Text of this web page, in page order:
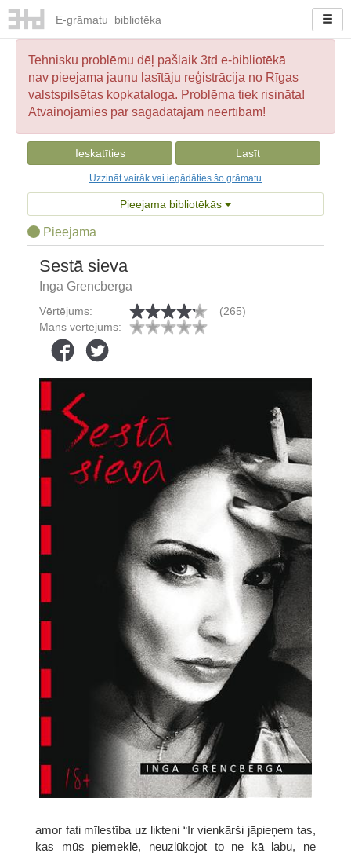
E-grāmatu bibliotēka
Tehnisku problēmu dēļ pašlaik 3td e-bibliotēkā
nav pieejama jaunu lasītāju reģistrācija no Rīgas
valstspilsētas kopkataloga. Problēma tiek risināta!
Atvainojamies par sagādātajām neērtībām!
Ieskatīties Lasīt
Uzzināt vairāk vai iegādāties šo grāmatu
Pieejama bibliotēkās
Pieejama
Sestā sieva
Inga Grencberga
Vērtējums:
(265)
Mans vērtējums:
amor fati mīlestība uz likteni “Ir vienkārši jāpieņem tas,
kas mūs piemeklē, neuzlūkojot to ne kā labu, ne